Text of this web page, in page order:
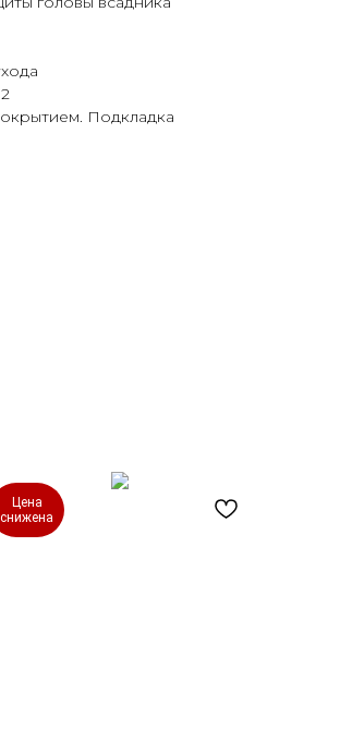
Подкладка
Цена
снижена